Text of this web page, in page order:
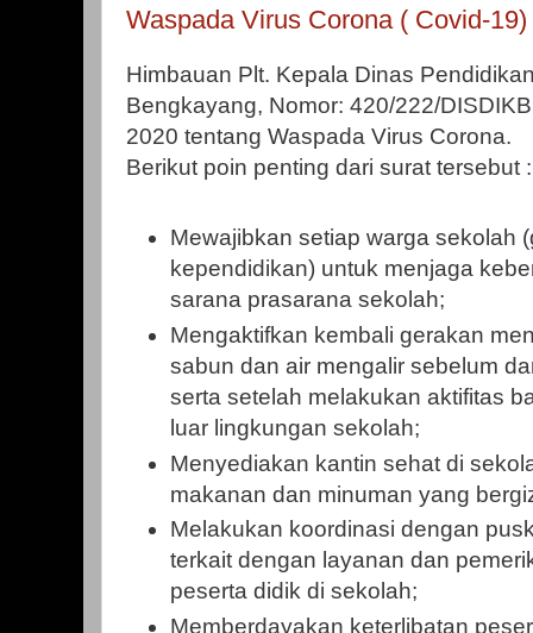
Waspada Virus Corona ( Covid-19)
Himbauan Plt. Kepala Dinas
Bengkayang, Nomor: 420/222/
2020 tentang Waspada Virus Corona.
Berikut poin penting dari surat tersebut :
Mewajibkan setiap warga sekolah
kependidikan) untuk menjaga
sarana prasarana sekolah;
Mengaktifkan kembali gerakan
sabun dan air mengalir sebelum
serta setelah melakukan aktifitas
luar lingkungan sekolah;
Menyediakan kantin sehat di
makanan dan minuman yang
Melakukan koordinasi dengan
terkait dengan layanan dan
peserta didik di sekolah;
Memberdayakan keterlibatan